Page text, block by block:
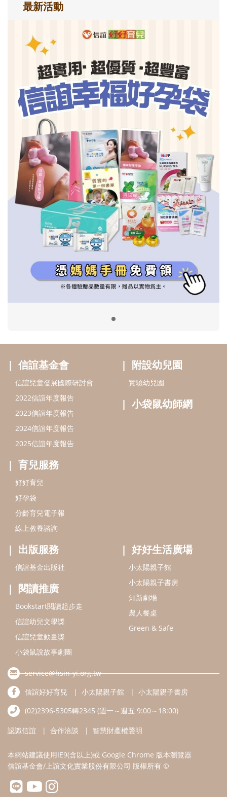
信誼基金會
2022信誼年度報告
2023信誼年度報告
2024信誼年度報告
好孕袋
分齡育兒電子報
線上教養諮詢
附設幼兒園
小袋鼠幼師網
出版服務
信誼基金出版社
閱讀推廣
Bookstart閱讀起步走
信誼幼兒文學獎
信誼兒童動畫獎
小袋鼠說故事劇團
service@hsin-yi.org.tw
信誼好好育兒
小太陽親子書房
(02)2396-5305轉2345 (週一～週五 9:00～18:00)
認識信誼 合作洽談 智慧財產權聲明
本網站建議使用IE9(含以上)或 Google Chrome 版本瀏覽器
信誼基金會/上誼文化實業股份有限公司 版權所有 ©